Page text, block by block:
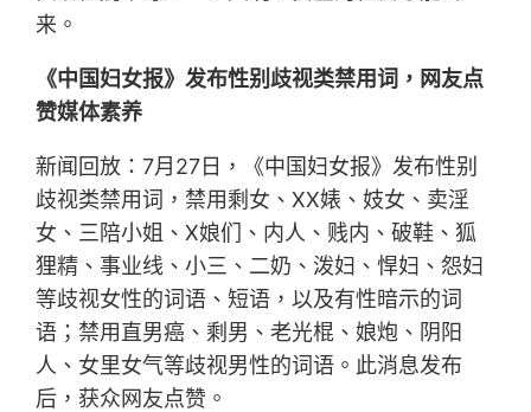
来。
《中国妇女报》发布性别歧视类禁用词，网友点
赞媒体素养
新闻回放：7月27日，《中国妇女报》发布性别
歧视类禁用词，禁用剩女、XX婊、妓女、卖淫
女、三陪小姐、X娘们、内人、贱内、破鞋、狐
狸精、事业线、小三、二奶、泼妇、悍妇、怨妇
等歧视女性的词语、短语，以及有性暗示的词
语；禁用直男癌、剩男、老光棍、娘炮、阴阳
人、女里女气等歧视男性的词语。此消息发布
后，获众网友点赞。